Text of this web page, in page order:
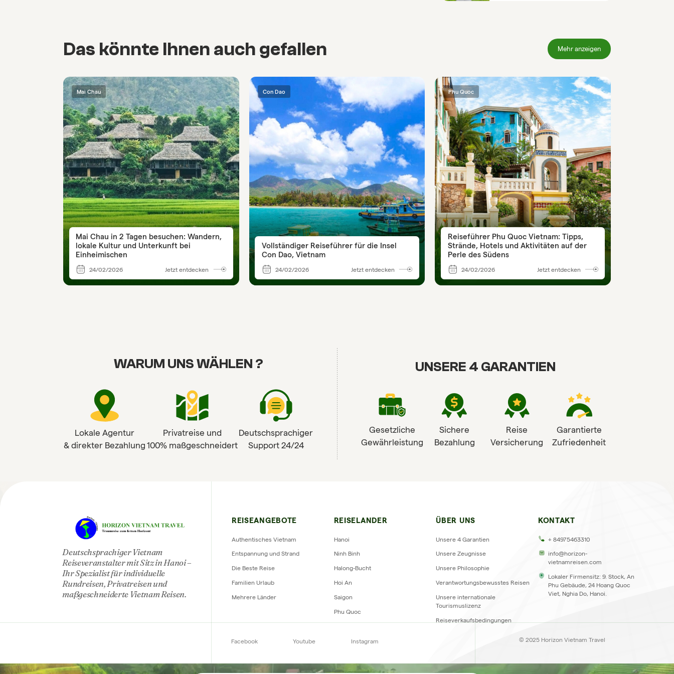
Das könnte Ihnen auch gefallen Mehr anzeigen
Mai Chau
Mai Chau in 2 Tagen besuchen: Wandern,
lokale Kultur und Unterkunft bei
Einheimischen
24/02/2026 Jetzt entdecken
Con Dao
Vollständiger Reiseführer für die Insel
Con Dao, Vietnam
24/02/2026 Jetzt entdecken
Phu Quoc
Reiseführer Phu Quoc Vietnam: Tipps,
Strände, Hotels und Aktivitäten auf der
Perle des Südens
24/02/2026 Jetzt entdecken
WARUM UNS WÄHLEN ?
Lokale Agentur
& direkter Bezahlung
Privatreise und
100% maßgeschneidert
Deutschsprachiger
Support 24/24
UNSERE 4 GARANTIEN
Gesetzliche
Gewährleistung
Sichere
Bezahlung
Reise
Versicherung
Garantierte
Zufriedenheit
HORIZON VIETNAM REISEBEWERTUNGEN
Deutschsprachiger Vietnam
Reiseveranstalter mit Sitz in Hanoi –
Ihr Spezialist für individuelle
Rundreisen, Privatreisen und
maßgeschneiderte Vietnam Reisen.
REISEANGEBOTE
Authentisches Vietnam
Entspannung und Strand
Die Beste Reise
Familien Urlaub
Mehrere Länder
REISELANDER
Hanoi
Ninh Binh
Halong-Bucht
Hoi An
Saigon
Phu Quoc
ÜBER UNS
Unsere 4 Garantien
Unsere Zeugnisse
Unsere Philosophie
Verantwortungsbewusstes Reisen
Unsere internationale
Tourismuslizenz
Reiseverkaufsbedingungen
KONTAKT
+ 84975463310
info@horizon-
vietnamreisen.com
Lokaler Firmensitz: 9. Stock, An
Phu Gebäude, 24 Hoang Quoc
Viet, Nghia Do, Hanoi.
Facebook Youtube Instagram © 2025 Horizon Vietnam Travel